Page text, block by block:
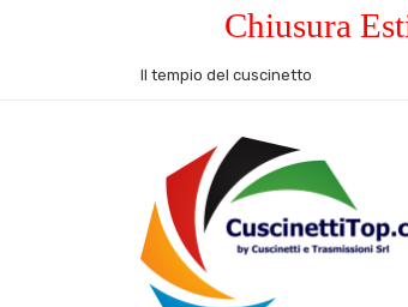
Chiusura
Il tempio del cuscinetto